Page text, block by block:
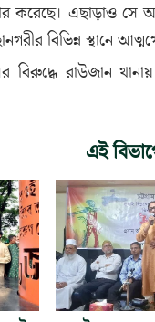
করেছে। এছাড়াও সে
বিভিন্ন স্থানে
রাউজান
এই